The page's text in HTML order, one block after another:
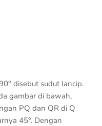
disebut sudut lancip.
gambar di bawah,
PQ dan QR di Q
45°. Dengan